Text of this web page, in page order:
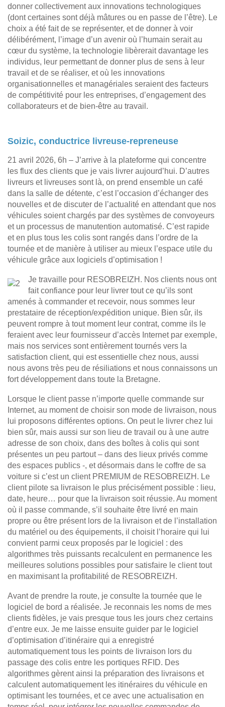
donner collectivement aux innovations technologiques
(dont certaines sont déjà mâtures ou en passe de l’être). Le
choix a été fait de se représenter, et de donner à voir
délibérément, l’image d’un avenir où l’humain serait au
cœur du système, la technologie libèrerait davantage les
individus, leur permettant de donner plus de sens à leur
travail et de se réaliser, et où les innovations
organisationnelles et managériales seraient des facteurs
de compétitivité pour les entreprises, d’engagement des
collaborateurs et de bien-être au travail.
Soizic, conductrice livreuse-repreneuse
21 avril 2026, 6h – J’arrive à la plateforme qui concentre
les flux des clients que je vais livrer aujourd’hui. D’autres
livreurs et livreuses sont là, on prend ensemble un café
dans la salle de détente, c’est l’occasion d’échanger des
nouvelles et de discuter de l’actualité en attendant que nos
véhicules soient chargés par des systèmes de convoyeurs
et un processus de manutention automatisé. C’est rapide
et en plus tous les colis sont rangés dans l’ordre de la
tournée et de manière à utiliser au mieux l’espace utile du
véhicule grâce aux logiciels d’optimisation !
Je travaille pour RESOBREIZH. Nos clients nous ont
fait confiance pour leur livrer tout ce qu’ils sont
amenés à commander et recevoir, nous sommes leur
prestataire de réception/expédition unique. Bien sûr, ils
peuvent rompre à tout moment leur contrat, comme ils le
feraient avec leur fournisseur d’accès Internet par exemple,
mais nos services sont entièrement tournés vers la
satisfaction client, qui est essentielle chez nous, aussi
nous avons très peu de résiliations et nous connaissons un
fort développement dans toute la Bretagne.
Lorsque le client passe n’importe quelle commande sur
Internet, au moment de choisir son mode de livraison, nous
lui proposons différentes options. On peut le livrer chez lui
bien sûr, mais aussi sur son lieu de travail ou à une autre
adresse de son choix, dans des boîtes à colis qui sont
présentes un peu partout – dans des lieux privés comme
des espaces publics -, et désormais dans le coffre de sa
voiture si c’est un client PREMIUM de RESOBREIZH. Le
client pilote sa livraison le plus précisément possible : lieu,
date, heure… pour que la livraison soit réussie. Au moment
où il passe commande, s’il souhaite être livré en main
propre ou être présent lors de la livraison et de l’installation
du matériel ou des équipements, il choisit l’horaire qui lui
convient parmi ceux proposés par le logiciel : des
algorithmes très puissants recalculent en permanence les
meilleures solutions possibles pour satisfaire le client tout
en maximisant la profitabilité de RESOBREIZH.
Avant de prendre la route, je consulte la tournée que le
logiciel de bord a réalisée. Je reconnais les noms de mes
clients fidèles, je vais presque tous les jours chez certains
d’entre eux. Je me laisse ensuite guider par le logiciel
d’optimisation d’itinéraire qui a enregistré
automatiquement tous les points de livraison lors du
passage des colis entre les portiques RFID. Des
algorithmes gèrent ainsi la préparation des livraisons et
calculent automatiquement les itinéraires du véhicule en
optimisant les tournées, et ce avec une actualisation en